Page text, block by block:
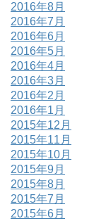
2016年8月
2016年7月
2016年6月
2016年5月
2016年4月
2016年3月
2016年2月
2016年1月
2015年12月
2015年11月
2015年10月
2015年9月
2015年8月
2015年7月
2015年6月